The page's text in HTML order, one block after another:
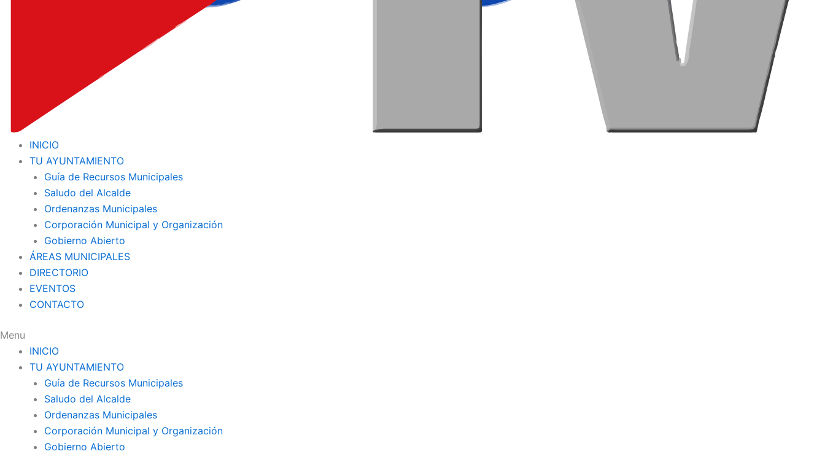
INICIO
TU AYUNTAMIENTO
Guía de Recursos Municipales
Saludo del Alcalde
Ordenanzas Municipales
Corporación Municipal y Organización
Gobierno Abierto
ÁREAS MUNICIPALES
DIRECTORIO
EVENTOS
CONTACTO
Menu
INICIO
TU AYUNTAMIENTO
Guía de Recursos Municipales
Saludo del Alcalde
Ordenanzas Municipales
Corporación Municipal y Organización
Gobierno Abierto